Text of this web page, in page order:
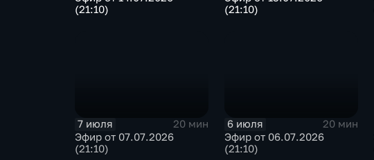
(21:10)
(21:10)
7 июля
20 мин
Эфир от 07.07.2026
(21:10)
6 июля
20 мин
Эфир от 06.07.2026
(21:10)